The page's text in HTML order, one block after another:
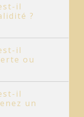
il
?
il
ou
il
un